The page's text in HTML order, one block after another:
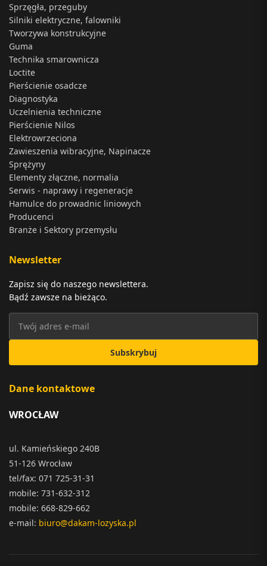
Sprzęgła, przeguby
Silniki elektryczne, falowniki
Tworzywa konstrukcyjne
Guma
Technika smarownicza
Loctite
Pierścienie osadcze
Diagnostyka
Uczelnienia techniczne
Pierścienie Nilos
Elektrowrzeciona
Zawieszenia wibracyjne, Napinacze
Sprężyny
Elementy złączne, normalia
Serwis - naprawy i regeneracje
Hamulce do prowadnic liniowych
Producenci
Branże i Sektory przemysłu
Newsletter
Zapisz się do naszego newslettera.
Bądź zawsze na bieżąco.
Subskrybuj
Dane kontaktowe
WROCŁAW
ul. Kamieńskiego 240B
51-126 Wrocław
tel/fax: 071 725-31-31
mobile: 731-632-312
mobile: 668-829-662
e-mail: biuro@dakam-lozyska.pl